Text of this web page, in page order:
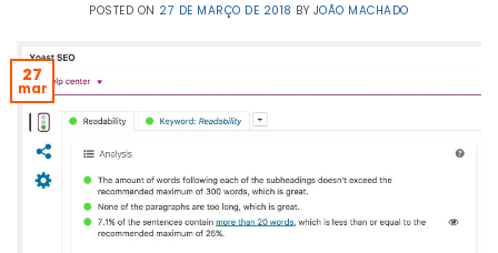
POSTED ON 27 DE MARÇO DE 2018 BY JOÃO MACHADO
27
mar